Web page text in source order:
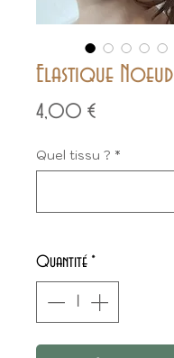
Elastique Noeud
4,00 €Prix
Quel tissu ? *
Quantité *